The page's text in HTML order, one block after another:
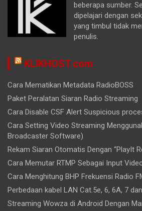
beberapa sumber.
dipelajari dengan
yang timbul tidak
penulis.
KLIKHOST.com
Cara Mematikan Metadata RadioBOSS
Paket Peralatan Siaran Radio Streaming
Cara Disable CSF Alert Suspicious
Cara Setting Video Streaming
Broadcaster Software)
Rekam Siaran Otomatis Dengan “PlayIt
Cara Memutar RTMP Sebagai Input
Cara Menghitung BHP Frekuensi Radio
Perbedaan kabel LAN Cat.5e, 6, 6A, 7
Streaming Wowza di Android Dengan